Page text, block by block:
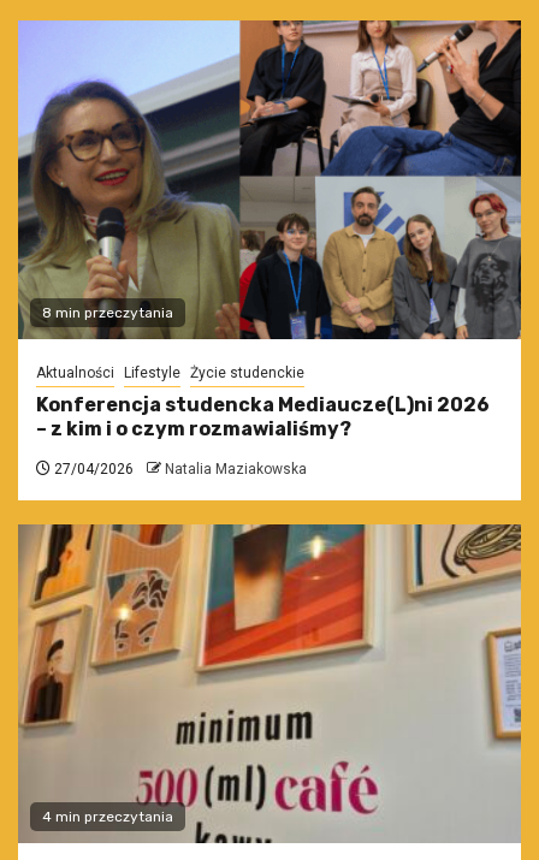
8 min przeczytania
Aktualności Lifestyle Życie studenckie
Konferencja studencka Mediaucze(L)ni 2026
– z kim i o czym rozmawialiśmy?
27/04/2026 Natalia Maziakowska
4 min przeczytania